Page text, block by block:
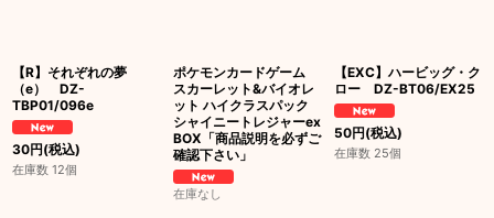
【R】それぞれの夢
（e） DZ-
TBP01/096e
30円(税込)
在庫数 12個
ポケモンカードゲーム
スカーレット&バイオレ
ット ハイクラスパック
シャイニートレジャーex
BOX「商品説明を必ずご
確認下さい」
在庫なし
【EXC】ハービッグ・ク
ロー DZ-BT06/EX25
50円(税込)
在庫数 25個